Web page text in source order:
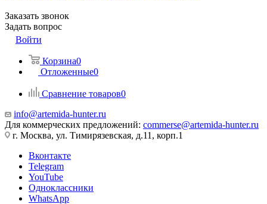
Заказать звонок
Задать вопрос
Войти
Корзина0
Отложенные0
Сравнение товаров0
info@artemida-hunter.ru
Для коммерческих предложений: commerse@artemida-hunter.ru
г. Москва, ул. Тимирязевская, д.11, корп.1
Вконтакте
Telegram
YouTube
Одноклассники
WhatsApp